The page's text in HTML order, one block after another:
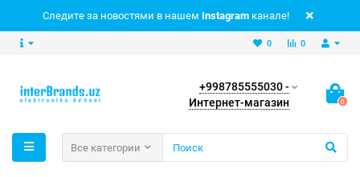
Следите за новостями в нашем Instagram канале!
0
0
+998785555030 -
Интернет-магазин
0
Все категории